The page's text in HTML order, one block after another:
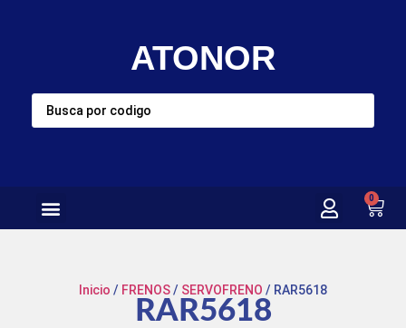
ATONOR
0
Inicio / FRENOS/ SERVOFRENO / RAR5618
RAR5618